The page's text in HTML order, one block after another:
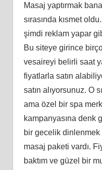
Masaj yaptırmak
sırasında kısmet
şimdi reklam yapar
Bu siteye girince
vesaireyi belirli saat
fiyatlarla satın
satın alıyorsunuz. O
ama özel bir spa
kampanyasına denk
bir gecelik
masaj paketi vardı.
baktım ve güzel bir